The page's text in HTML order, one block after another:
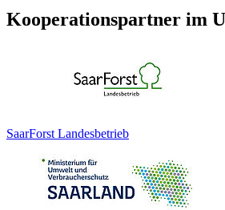
Kooperationspartner im
SaarForst Landesbetrieb